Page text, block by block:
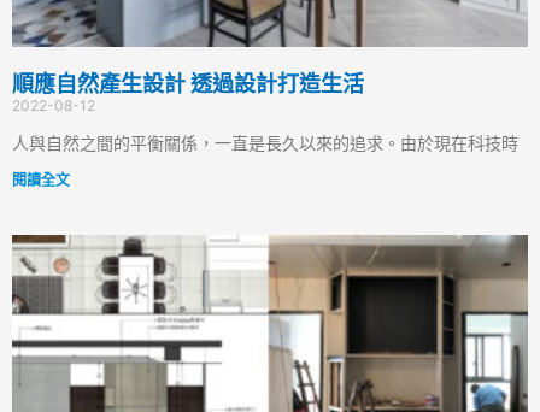
順應自然產生設計 透過設計打造生活
2022-08-12
人與自然之間的平衡關係，一直是長久以來的追求。由於現在科技時
閱讀全文